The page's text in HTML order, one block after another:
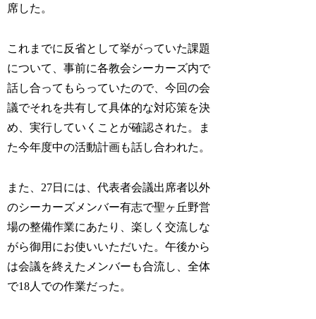
席した。
これまでに反省として挙がっていた課題
について、事前に各教会シーカーズ内で
話し合ってもらっていたので、今回の会
議でそれを共有して具体的な対応策を決
め、実行していくことが確認された。ま
た今年度中の活動計画も話し合われた。
また、27日には、代表者会議出席者以外
のシーカーズメンバー有志で聖ヶ丘野営
場の整備作業にあたり、楽しく交流しな
がら御用にお使いいただいた。午後から
は会議を終えたメンバーも合流し、全体
で18人での作業だった。